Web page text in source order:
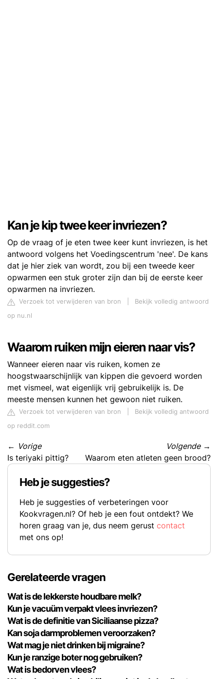
Kan je kip twee keer invriezen?
Op de vraag of je eten twee keer kunt invriezen, is het
antwoord volgens het Voedingscentrum 'nee'. De kans
dat je hier ziek van wordt, zou bij een tweede keer
opwarmen een stuk groter zijn dan bij de eerste keer
opwarmen na invriezen.
Verzoek tot verwijderen van bron
Bekijk volledig antwoord
op nu.nl
Waarom ruiken mijn eieren naar vis?
Wanneer eieren naar vis ruiken, komen ze
hoogstwaarschijnlijk van kippen die gevoerd worden
met vismeel, wat eigenlijk vrij gebruikelijk is. De
meeste mensen kunnen het gewoon niet ruiken.
Verzoek tot verwijderen van bron
Bekijk volledig antwoord
op reddit.com
← Vorige
Is teriyaki pittig?
Volgende→
Waarom eten atleten geen brood?
Heb je suggesties?
Heb je suggesties of verbeteringen voor
Kookvragen.nl? Of heb je een fout ontdekt? We
horen graag van je, dus neem gerust contact
met ons op!
Gerelateerde vragen
Wat is de lekkerste houdbare melk?
Kun je vacuüm verpakt vlees invriezen?
Wat is de definitie van Siciliaanse pizza?
Kan soja darmproblemen veroorzaken?
Wat mag je niet drinken bij migraine?
Kun je ranzige boter nog gebruiken?
Wat is bedorven vlees?